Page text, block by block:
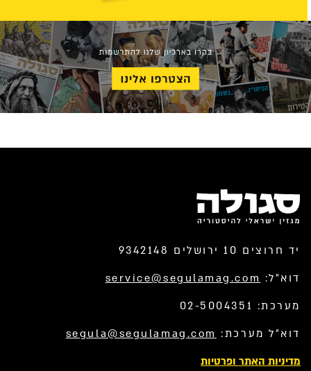
יד חרוצים 10 ירושלים 9342148
דוא”ל: service@segulamag.com
מערכת: 02-5004351
דוא”ל מערכת: segula@segulamag.com
מדיניות האתר ופרטיות